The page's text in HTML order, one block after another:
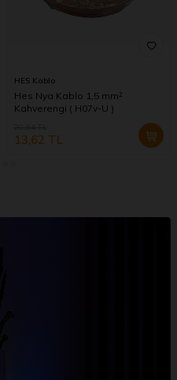
HES Kablo
Hes Nya Kablo 1,5 mm²
Kahverengi ( H07v-U )
13,62 TL